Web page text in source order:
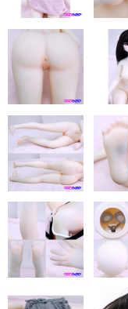
PIPER DOLL
DOLL4EVER
アップルトレーデ
KUMA STORE
ベルドール東京
ラモンドール
パーフェクトボディ
AXB DOLL
NF DOLL